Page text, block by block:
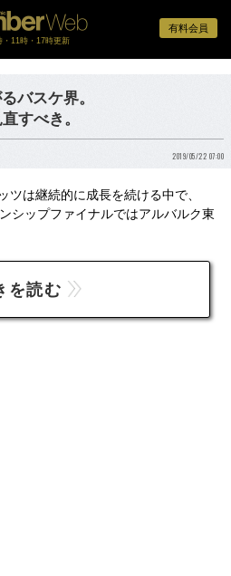
有料会員
・11時・17時更新
バスケ界。
すべき。
2019/05/22 07:00
ツは継続的に成長を続ける中で、
シップファイナルではアルバルク東
を読む